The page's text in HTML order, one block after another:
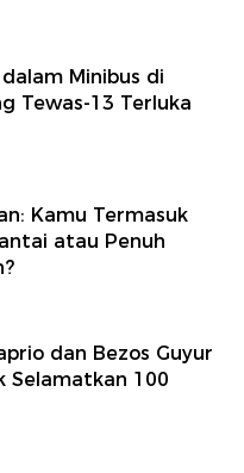
Minibus di
Tewas-13 Terluka
Kamu Termasuk
atau Penuh
dan Bezos Guyur
Selamatkan 100